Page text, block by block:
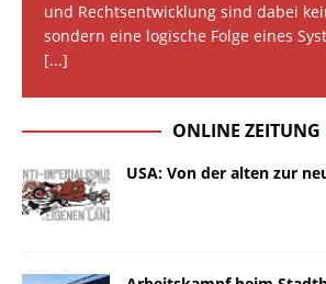
und Rechtsentwicklung sind dabei
sondern eine logische Folge eines
[...]
ONLINE ZEITUNG
USA: Von der alten zur